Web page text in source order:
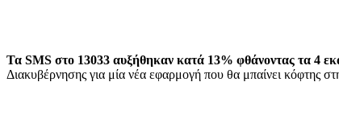
Τα SMS στο 13033 αυξήθηκαν κατά 13% φθάνοντας τα 4
Διακυβέρνησης για μία νέα εφαρμογή που θα μπαίνει κόφτης